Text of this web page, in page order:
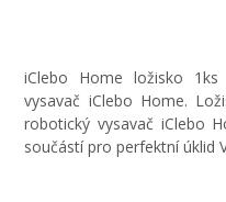
iClebo Home ložisko
vysavač iClebo Home.
robotický vysavač iClebo
součástí pro perfektní úklid